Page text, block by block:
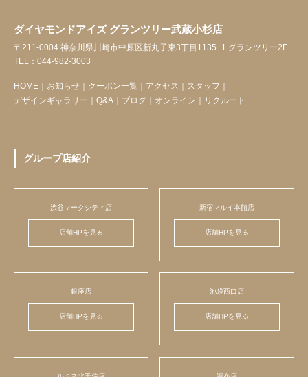
ダイヤモンドアイズ グランツリー武蔵小杉店
〒211-0004 神奈川県川崎市中原区新丸子東3丁目1135−1 グランツリー2F
TEL： 044-982-3003
HOME お知らせ クーポン一覧 アクセス スタッフ
デザインギャラリー
Q&A ブログ オンライン リクルート
グループ店紹介
渋谷マークシティ店
店舗HPを見る
新宿マルイ本館店
店舗HPを見る
銀座店
店舗HPを見る
池袋西口店
店舗HPを見る